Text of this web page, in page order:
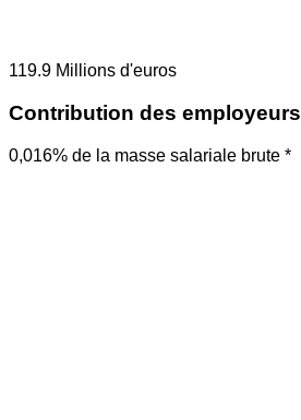
119.9 Millions d'euros
Contribution des employeurs
0,016% de la masse salariale brute *